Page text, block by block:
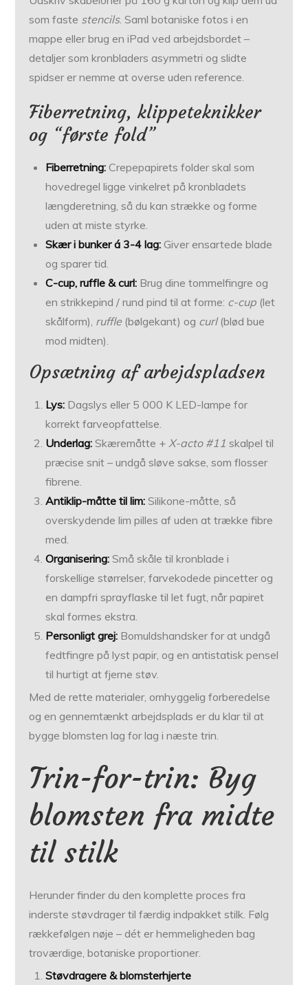
som faste stencils. Saml botaniske fotos i en
mappe eller brug en iPad ved arbejdsbordet –
detaljer som kronbladers asymmetri og slidte
spidser er nemme at overse uden reference.
Fiberretning, klippeteknikker
og “første fold”
Fiberretning: Crepepapirets folder skal som
hovedregel ligge vinkelret på kronbladets
længderetning, så du kan strække og forme
uden at miste styrke.
Skær i bunker á 3-4 lag: Giver ensartede blade
og sparer tid.
C-cup, ruffle & curl: Brug dine tommelfingre og
en strikkepind / rund pind til at forme: c-cup (let
skålform), ruffle(bølge­kant) og curl(blød bue
mod midten).
Opsætning af arbejdspladsen
Lys: Dagslys eller 5 000 K LED-lampe for
korrekt farveopfattelse.
Underlag: Skære­måtte + X-acto #11 skalpel til
præcise snit – undgå sløve sakse, som flosser
fibrene.
Antiklip-måtte til lim: Silikone-måtte, så
overskydende lim pilles af uden at trække fibre
med.
Organisering: Små skåle til kronblade i
forskellige størrelser, farvekodede pincetter og
en dampfri sprayflaske til let fugt, når papiret
skal formes ekstra.
Personligt grej: Bomuldshandsker for at undgå
fedtfingre på lyst papir, og en antistatisk pensel
til hurtigt at fjerne støv.
Med de rette materialer, omhyggelig forberedelse
og en gennemtænkt arbejdsplads er du klar til at
bygge blomsten lag for lag i næste trin.
Trin-for-trin: Byg
blomsten fra midte
til stilk
Herunder finder du den komplette proces fra
inderste støvdrager til færdig indpakket stilk. Følg
rækkefølgen nøje – dét er hemmeligheden bag
troværdige, botaniske proportioner.
Støvdragere & blomsterhjerte